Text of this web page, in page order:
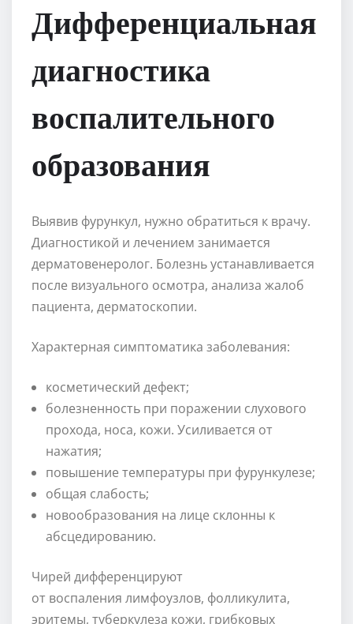
Дифференциальная
диагностика
воспалительного
образования
Выявив фурункул, нужно обратиться к врачу.
Диагностикой и лечением занимается
дерматовенеролог. Болезнь устанавливается
после визуального осмотра, анализа жалоб
пациента, дерматоскопии.
Характерная симптоматика заболевания:
косметический дефект;
болезненность при поражении слухового
прохода, носа, кожи. Усиливается от
нажатия;
повышение температуры при фурункулезе;
общая слабость;
новообразования на лице склонны к
абсцедированию.
Чирей дифференцируют
от воспаления лимфоузлов, фолликулита,
эритемы, туберкулеза кожи, грибковых